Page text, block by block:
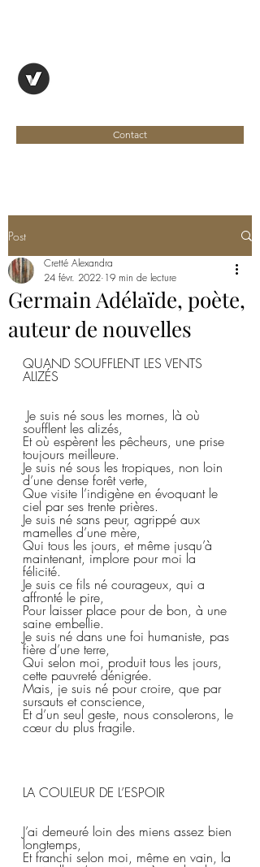
Contact
Post
Germain Adélaïde, poète,
auteur de nouvelles
Cretté Alexandra
24 févr. 2022 19 min de lecture
QUAND SOUFFLENT LES VENTS
ALIZÉS
soufflent les alizés,
Et où espèrent les pêcheurs, une prise
toujours meilleure.
Je suis né sous les tropiques, non loin
d’une dense forêt verte,
Que visite l’indigène en évoquant le
ciel par ses trente prières.
Je suis né sans peur, agrippé aux
mamelles d’une mère,
Qui tous les jours, et même jusqu’à
maintenant, implore pour moi la
félicité.
Je suis ce fils né courageux, qui a
affronté le pire,
Pour laisser place pour de bon, à une
saine embellie.
Je suis né dans une foi humaniste, pas
fière d’une terre,
Qui selon moi, produit tous les jours,
cette pauvreté dénigrée.
Mais, je suis né pour croire, que par
sursauts et conscience,
Et d’un seul geste, nous consolerons, le
cœur du plus fragile.
LA COULEUR DE L’ESPOIR
J’ai demeuré loin des miens assez bien
longtemps,
Et franchi selon moi, même en vain, la